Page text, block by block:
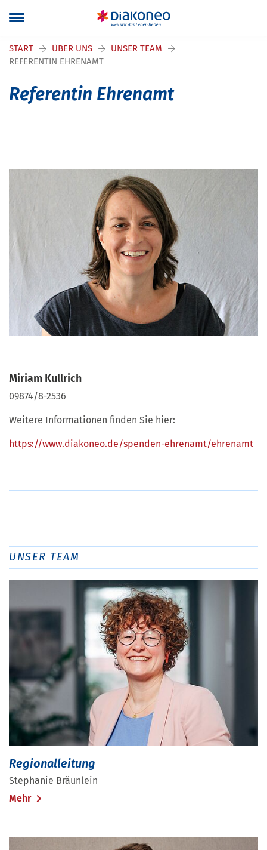
Navigation überspringen
START ÜBER UNS
UNSER TEAM
REFERENTIN EHRENAMT
Referentin Ehrenamt
Miriam Kullrich
09874/8-2536
Weitere Informationen finden Sie hier:
https://www.diakoneo.de/spenden-ehrenamt/ehrenamt
UNSER TEAM
Regionalleitung
Stephanie Bräunlein
Mehr